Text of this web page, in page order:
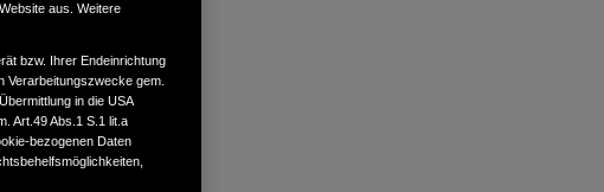
aus. Weitere
bzw. Ihrer Endeinrichtung
Verarbeitungszwecke gem.
in die USA
Art.49 Abs.1 S.1 lit.a
bezogenen Daten